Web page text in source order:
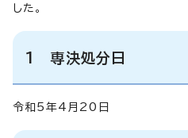
した。
1 専決処分日
令和5年4月20日